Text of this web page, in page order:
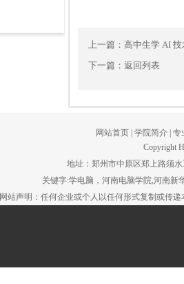
上一篇： 高中生学 AI
下一篇： 返回列表
网站首页 学院简介 专
Copyright
地址：郑州市中原区郑上路须水
关键字:学电脑，河南电脑学院,河南新
网站声明：任何企业或个人以任何形式复制或传